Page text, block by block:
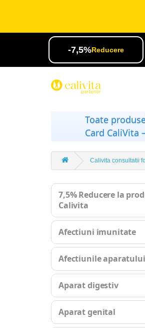
-7,5%Reducere
Toate
Card CaliVita
Calivita consultatii
7,5% Reducere la
Calivita
Afectiuni imunitate
Afectiunile
Aparat digestiv
Aparat genital